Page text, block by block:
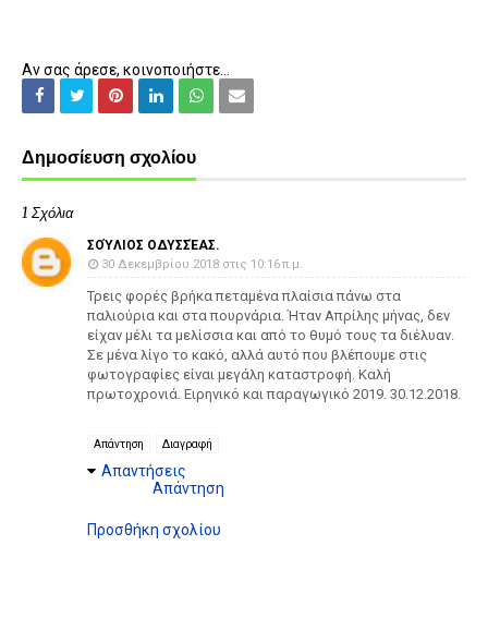
Αν σας άρεσε, κοινοποιήστε...
Δημοσίευση σχολίου
1 Σχόλια
ΣΟΎΛΙΟΣ ΟΔΥΣΣΈΑΣ.
30 Δεκεμβρίου 2018 στις 10:16 π.μ.
Τρεις φορές βρήκα πεταμένα πλαίσια πάνω στα
παλιούρια και στα πουρνάρια. Ήταν Απρίλης μήνας, δεν
είχαν μέλι τα μελίσσια και από το θυμό τους τα διέλυαν.
Σε μένα λίγο το κακό, αλλά αυτό που βλέπουμε στις
φωτογραφίες είναι μεγάλη καταστροφή. Καλή
πρωτοχρονιά. Ειρηνικό και παραγωγικό 2019. 30.12.2018.
Απάντηση Διαγραφή
Απαντήσεις
Απάντηση
Προσθήκη σχολίου